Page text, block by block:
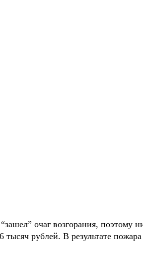
очаг возгорания, поэтому
рублей. В результате